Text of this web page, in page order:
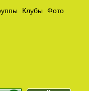
Клубы
Фото